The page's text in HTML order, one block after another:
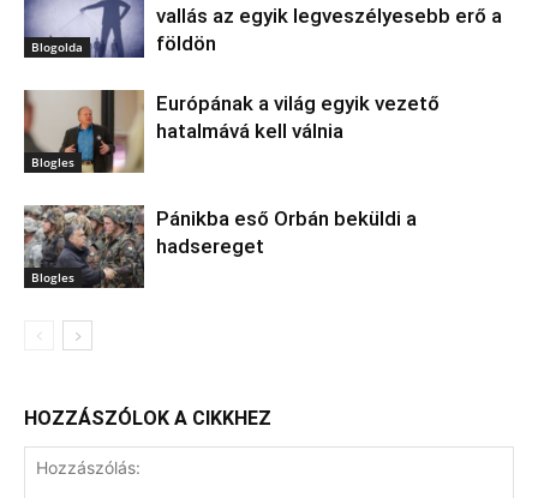
Blogolda
vallás az egyik legveszélyesebb erő a
földön
Blogles
Európának a világ egyik vezető
hatalmává kell válnia
Blogles
Pánikba eső Orbán beküldi a
hadsereget
HOZZÁSZÓLOK A CIKKHEZ